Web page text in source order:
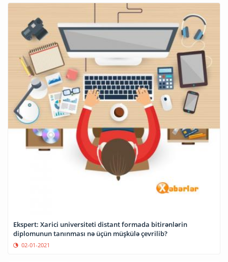
Ekspert: Xarici universiteti distant formada bitirənlərin
diplomunun tanınması nə üçün müşkülə çevrilib?
02-01-2021